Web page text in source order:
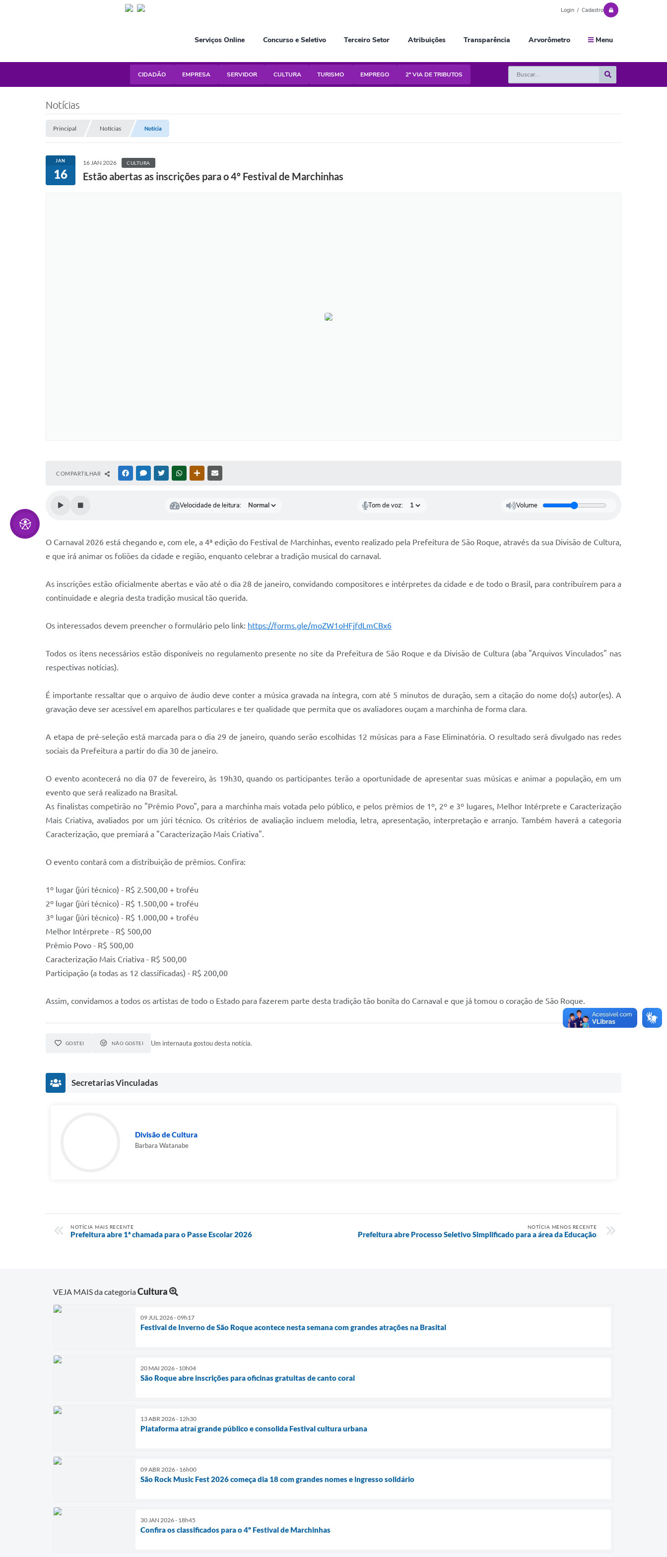
Login / Cadastro
Serviços Online Concurso e Seletivo Terceiro Setor Atribuições Transparência Arvorômetro Menu
CIDADÃO EMPRESA SERVIDOR CULTURA TURISMO EMPREGO 2ª VIA DE TRIBUTOS
Notícias
Principal Notícias Notícia
JAN
16
16 JAN 2026 CULTURA
Estão abertas as inscrições para o 4º Festival de Marchinhas
COMPARTILHAR FACEBOOKMESSENGER
TWITTERWHATSAPPOUTRAS MÍDIAS
Velocidade de leitura: Tom de voz: Volume
O Carnaval 2026 está chegando e, com ele, a 4ª edição do Festival de Marchinhas, evento realizado pela Prefeitura de São Roque, através da sua Divisão de Cultura,
e que irá animar os foliões da cidade e região, enquanto celebrar a tradição musical do carnaval.
As inscrições estão oficialmente abertas e vão até o dia 28 de janeiro, convidando compositores e intérpretes da cidade e de todo o Brasil, para contribuírem para a
continuidade e alegria desta tradição musical tão querida.
Os interessados devem preencher o formulário pelo link: https://forms.gle/moZW1oHFjfdLmCBx6
Todos os itens necessários estão disponíveis no regulamento presente no site da Prefeitura de São Roque e da Divisão de Cultura (aba "Arquivos Vinculados" nas
respectivas notícias).
É importante ressaltar que o arquivo de áudio deve conter a música gravada na íntegra, com até 5 minutos de duração, sem a citação do nome do(s) autor(es). A
gravação deve ser acessível em aparelhos particulares e ter qualidade que permita que os avaliadores ouçam a marchinha de forma clara.
A etapa de pré-seleção está marcada para o dia 29 de janeiro, quando serão escolhidas 12 músicas para a Fase Eliminatória. O resultado será divulgado nas redes
sociais da Prefeitura a partir do dia 30 de janeiro.
O evento acontecerá no dia 07 de fevereiro, às 19h30, quando os participantes terão a oportunidade de apresentar suas músicas e animar a população, em um
evento que será realizado na Brasital.
As finalistas competirão no "Prêmio Povo", para a marchinha mais votada pelo público, e pelos prêmios de 1º, 2º e 3º lugares, Melhor Intérprete e Caracterização
Mais Criativa, avaliados por um júri técnico. Os critérios de avaliação incluem melodia, letra, apresentação, interpretação e arranjo. Também haverá a categoria
Caracterização, que premiará a "Caracterização Mais Criativa".
O evento contará com a distribuição de prêmios. Confira:
1º lugar (júri técnico) - R$ 2.500,00 + troféu
2º lugar (júri técnico) - R$ 1.500,00 + troféu
3º lugar (júri técnico) - R$ 1.000,00 + troféu
Melhor Intérprete - R$ 500,00
Prêmio Povo - R$ 500,00
Caracterização Mais Criativa - R$ 500,00
Participação (a todas as 12 classificadas) - R$ 200,00
Assim, convidamos a todos os artistas de todo o Estado para fazerem parte desta tradição tão bonita do Carnaval e que já tomou o coração de São Roque.
GOSTEI NÃO GOSTEI Um internauta gostou desta notícia.
Secretarias Vinculadas
Divisão de Cultura
Barbara Watanabe
NOTÍCIA MAIS RECENTE
Prefeitura abre 1ª chamada para o Passe Escolar 2026
NOTÍCIA MENOS RECENTE
Prefeitura abre Processo Seletivo Simplificado para a área da Educação
VEJA MAIS da categoriaCultura
09 JUL 2026 - 09h17
Festival de Inverno de São Roque acontece nesta semana com grandes atrações na Brasital
20 MAI 2026 - 10h04
São Roque abre inscrições para oficinas gratuitas de canto coral
13 ABR 2026 - 12h30
Plataforma atraí grande público e consolida Festival cultura urbana
09 ABR 2026 - 16h00
São Rock Music Fest 2026 começa dia 18 com grandes nomes e ingresso solidário
30 JAN 2026 - 18h45
Confira os classificados para o 4º Festival de Marchinhas